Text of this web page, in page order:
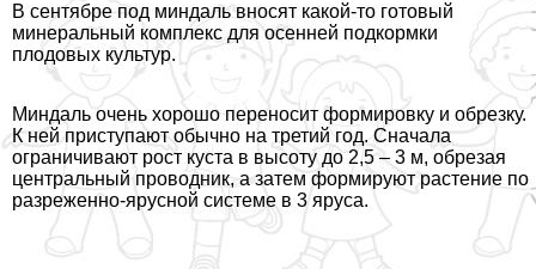
В сентябре под миндаль вносят какой-то готовый
минеральный комплекс для осенней подкормки
плодовых культур.
Миндаль очень хорошо переносит формировку и обрезку.
К ней приступают обычно на третий год. Сначала
ограничивают рост куста в высоту до 2,5 – 3 м, обрезая
центральный проводник, а затем формируют растение по
разреженно-ярусной системе в 3 яруса.